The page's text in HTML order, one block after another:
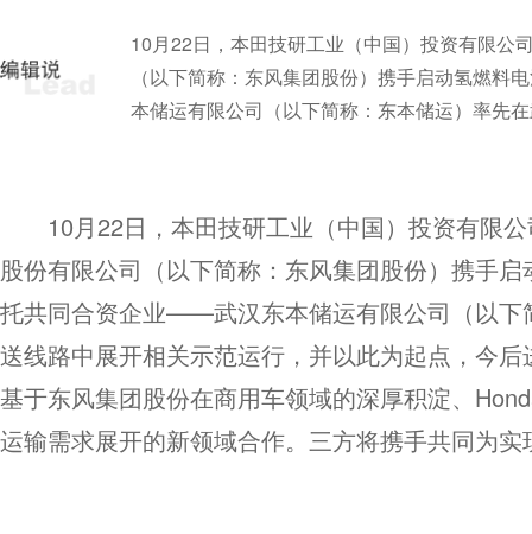
10月22日，本田技研工业（中国）投资有限公
（以下简称：东风集团股份）携手启动氢燃料
本储运有限公司（以下简称：东本储运）率先
10月22日，本田技研工业（中国）投资有限
股份有限公司（以下简称：东风集团股份）携手
托共同合资企业——武汉东本储运有限公司（以下
送线路中展开相关示范运行，并以此为起点，今
基于东风集团股份在商用车领域的深厚积淀、
运输需求展开的新领域合作。三方将携手共同为